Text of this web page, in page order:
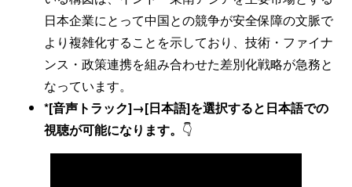
日本企業にとって中国との競争が安全保障の文脈で
より複雑化することを示しており、技術・ファイナ
ンス・政策連携を組み合わせた差別化戦略が急務と
なっています。
*[音声トラック]→[日本語]を選択すると日本語での
視聴が可能になります。 👇